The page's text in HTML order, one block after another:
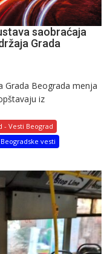
saobraćaja
Grada
Beograda menja
iz
- Vesti Beograd
Beogradske vesti